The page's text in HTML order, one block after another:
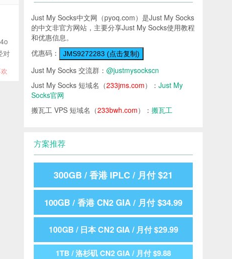
对
Just My Socks中文网（pyoq.com）是Just My Socks
的中文非官方网站，主要分享Just My Socks使用教程
和优惠信息。
优惠码：
JMS9272283 (点击复制)
Just My Socks 交流群： @justmysockscn
Just My Socks 短域名（233jms.com）： Just My
Socks官网
搬瓦工 VPS 短域名（233bwh.com）： 搬瓦工
方案推荐
300GB / 香港 IPLC / 月付 $21
100GB / 香港 CN2 GIA / 月付 $34.99
100GB / 日本 CN2 GIA / 月付 $29.99
1TB / 洛杉矶 CN2 GIA / 月付 $9.88